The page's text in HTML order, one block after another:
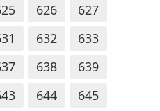
626
627
632
633
638
639
644
645